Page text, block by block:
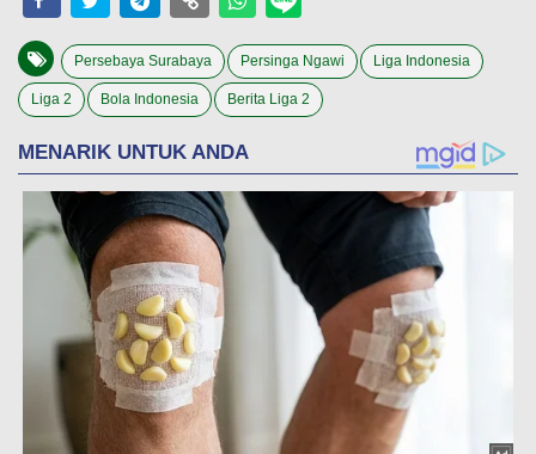
Persebaya Surabaya Persinga Ngawi Liga Indonesia
Liga 2 Bola Indonesia Berita Liga 2